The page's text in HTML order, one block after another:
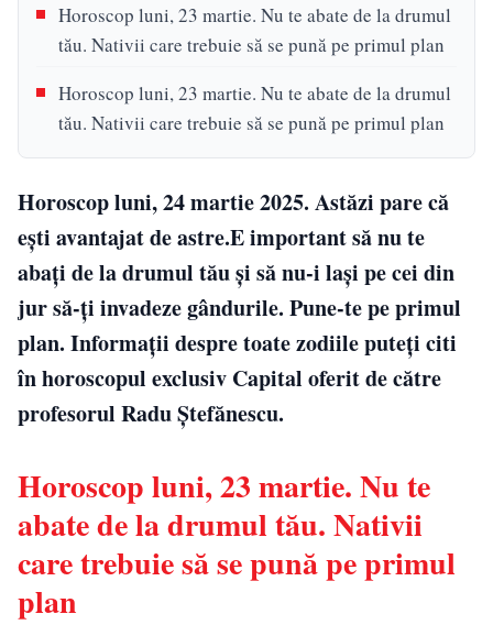
Horoscop luni, 23 martie. Nu te abate de la drumul
tău. Nativii care trebuie să se pună pe primul plan
Horoscop luni, 23 martie. Nu te abate de la drumul
tău. Nativii care trebuie să se pună pe primul plan
Horoscop luni, 24 martie 2025. Astăzi pare că
ești avantajat de astre.E important să nu te
abați de la drumul tău și să nu-i lași pe cei din
jur să-ți invadeze gândurile. Pune-te pe primul
plan. Informații despre toate zodiile puteți citi
în horoscopul exclusiv Capital oferit de către
profesorul Radu Ștefănescu.
Horoscop luni, 23 martie. Nu te
abate de la drumul tău. Nativii
care trebuie să se pună pe primul
plan